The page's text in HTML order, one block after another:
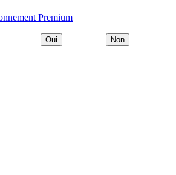
Premium
Oui Non